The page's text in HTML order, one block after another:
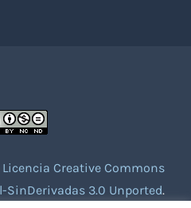
Licencia Creative Commons
3.0 Unported.